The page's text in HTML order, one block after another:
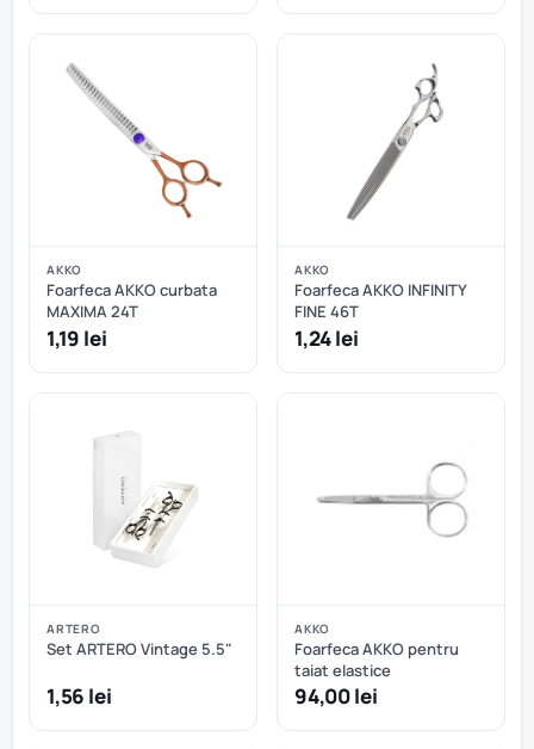
AKKO
Foarfeca AKKO curbata
MAXIMA 24T
1,19 lei
AKKO
Foarfeca AKKO INFINITY
FINE 46T
1,24 lei
ARTERO
Set ARTERO Vintage 5.5"
1,56 lei
AKKO
Foarfeca AKKO pentru
taiat elastice
94,00 lei